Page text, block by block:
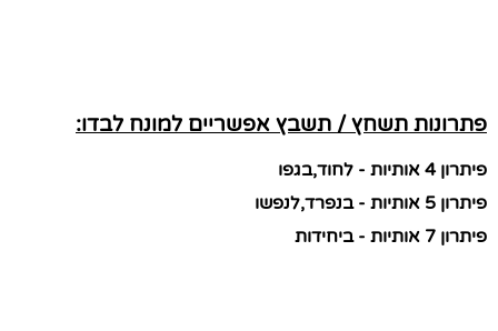
פתרונות תשחץ / תשבץ אפשריים למונח לבדו:
פיתרון 4 אותיות - לחוד,בגפו
פיתרון 5 אותיות - בנפרד,לנפשו
פיתרון 7 אותיות - ביחידות